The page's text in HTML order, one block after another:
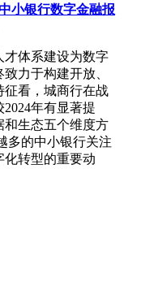
小银行数字金融报
才体系建设为数字
力于构建开放、
征看，城商行在战
年有显著提
和生态五个维度方
多的中小银行关注
化转型的重要动